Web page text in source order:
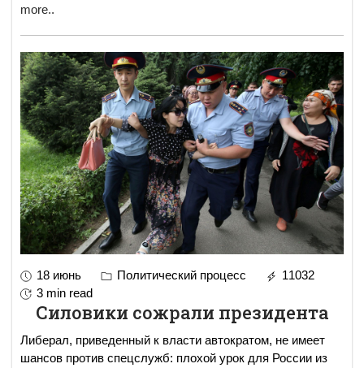
more..
18 июнь Политический процесс
11032
3 min read
Силовики сожрали президента
Либерал, приведенный к власти автократом, не имеет
шансов против спецслужб: плохой урок для России из